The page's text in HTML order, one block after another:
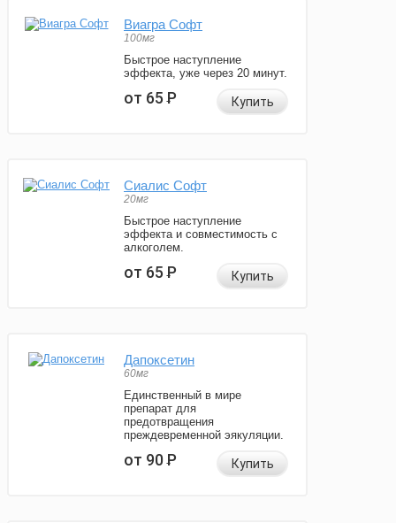
Виагра Софт
100мг
Быстрое наступление
эффекта, уже через 20 минут.
от 65Р Купить
Сиалис Софт
20мг
Быстрое наступление
эффекта и совместимость с
алкоголем.
от 65Р Купить
Дапоксетин
60мг
Единственный в мире
препарат для
предотвращения
преждевременной эякуляции.
от 90Р Купить